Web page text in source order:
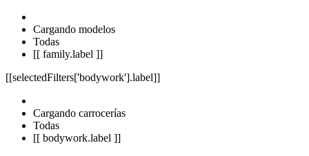
Cargando modelos
Todas
[[ family.label ]]
[[selectedFilters['bodywork'].label]]
Cargando carrocerías
Todas
[[ bodywork.label ]]